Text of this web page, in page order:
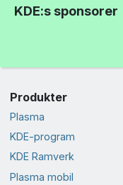
KDE:s sponsorer
Produkter
Plasma
KDE-program
KDE Ramverk
Plasma mobil